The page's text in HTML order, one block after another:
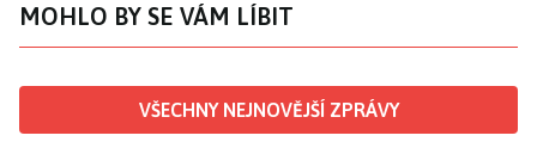
MOHLO BY SE VÁM LÍBIT
VŠECHNY NEJNOVĚJŠÍ ZPRÁVY